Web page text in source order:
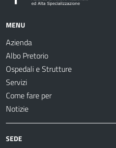
MENU
Azienda
Albo Pretorio
Ospedali e Strutture
Servizi
Come fare per
Notizie
SEDE